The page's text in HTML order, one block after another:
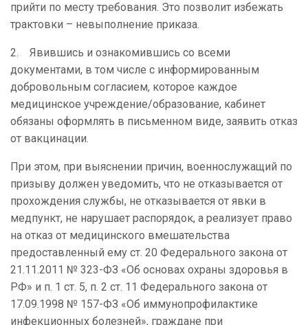
прийти по месту требования. Это позволит избежать
трактовки – невыполнение приказа.
2. Явившись и ознакомившись со всеми
документами, в том числе с информированным
добровольным согласием, которое каждое
медицинское учреждение/образование, кабинет
обязаны оформлять в письменном виде, заявить отказ
от вакцинации.
При этом, при выяснении причин, военнослужащий по
призыву должен уведомить, что не отказывается от
прохождения службы, не отказывается от явки в
медпункт, не нарушает распорядок, а реализует право
на отказ от медицинского вмешательства
предоставленный ему ст. 20 Федерального закона от
21.11.2011 № 323-ФЗ «Об основах охраны здоровья в
РФ» и п. 1 ст. 5, п. 2 ст. 11 Федерального закона от
17.09.1998 № 157-ФЗ «Об иммунопрофилактике
инфекционных болезней», граждане при